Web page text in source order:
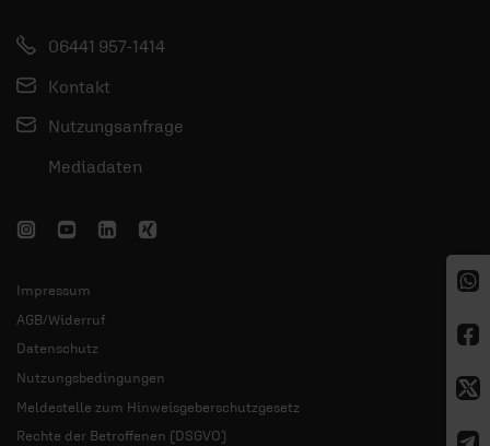
06441 957-1414
Kontakt
Nutzungsanfrage
Mediadaten
Impressum
AGB/Widerruf
Datenschutz
Nutzungsbedingungen
Meldestelle zum Hinweisgeberschutzgesetz
Rechte der Betroffenen (DSGVO)